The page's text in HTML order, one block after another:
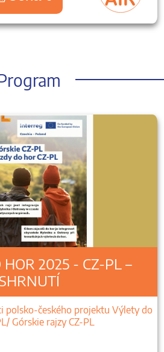
HOR 2025 - CZ-PL –
SHRNUTÍ
polsko-českého projektu Výlety do
Górskie rajzy CZ-PL